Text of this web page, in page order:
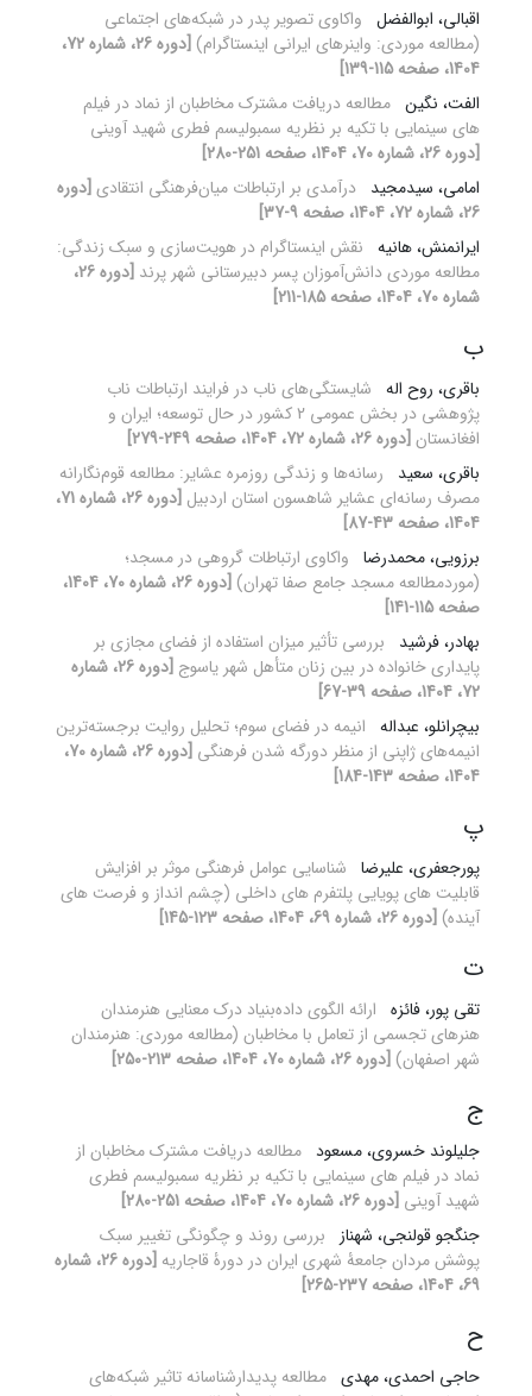
اقبالی، ابوالفضل واکاوی تصویر پدر در شبکه‌های اجتماعی
(مطالعه موردی: واینرهای ایرانی اینستاگرام)
[دوره 26، شماره 72،
1404، صفحه 115-139]
الفت، نگین مطالعه دریافت مشترک مخاطبان از نماد در فیلم
های سینمایی با تکیه بر نظریه سمبولیسم فطری شهید آوینی
[دوره 26، شماره 70، 1404، صفحه 251-280]
امامی، سیدمجید
درآمدی بر ارتباطات میان‌فرهنگی انتقادی [دوره
26، شماره 72، 1404، صفحه 9-37]
ایرانمنش، هانیه نقش اینستاگرام در هویت‌سازی و سبک زندگی:
مطالعه موردی دانش‌آموزان پسر دبیرستانی شهر پرند
[دوره 26،
شماره 70، 1404، صفحه 185-211]
ب
باقری، روح اله شایستگی‌های ناب در فرایند ارتباطات ناب
پژوهشی در بخش عمومی 2 کشور در حال توسعه؛ ایران و
افغانستان [دوره 26، شماره 72، 1404، صفحه 249-279]
باقری، سعید
رسانه‌ها و زندگی روزمره عشایر: مطالعه قوم‌نگارانه
مصرف رسانه‌ای عشایر شاهسون استان اردبیل
[دوره 26، شماره 71،
1404، صفحه 43-87]
برزویی، محمدرضا واکاوی ارتباطات گروهی در مسجد؛
(موردمطالعه مسجد جامع صفا تهران)
[دوره 26، شماره 70، 1404،
صفحه 115-141]
بهادر، فرشید
بررسی تأثیر میزان استفاده از فضای مجازی بر
پایداری خانواده در بین زنان متأهل شهر یاسوج
[دوره 26، شماره
72، 1404، صفحه 39-67]
بیچرانلو، عبداله انیمه در فضای سوم؛ تحلیل روایت برجسته‌ترین
انیمه‌های ژاپنی از منظر دورگه شدن فرهنگی
[دوره 26، شماره 70،
1404، صفحه 143-184]
پ
پورجعفری، علیرضا شناسایی عوامل فرهنگی موثر بر افزایش
قابلیت های پویایی پلتفرم های داخلی (چشم انداز و فرصت های
آینده) [دوره 26، شماره 69، 1404، صفحه 123-145]
ت
تقی پور، فائزه ارائه الگوی داده‌بنیاد درک معنایی هنرمندان
هنرهای تجسمی از تعامل با مخاطبان (مطالعه موردی: هنرمندان
شهر اصفهان) [دوره 26، شماره 70، 1404، صفحه 213-250]
ج
جلیلوند خسروی، مسعود مطالعه دریافت مشترک مخاطبان از
نماد در فیلم های سینمایی با تکیه بر نظریه سمبولیسم فطری
شهید آوینی [دوره 26، شماره 70، 1404، صفحه 251-280]
جنگجو قولنجی، شهناز
بررسی روند و چگونگی تغییر سبک
پوشش مردان جامعۀ شهری ایران در دورۀ قاجاریه
[دوره 26، شماره
69، 1404، صفحه 237-265]
ح
حاجی احمدی، مهدی مطالعه پدیدارشناسانه تاثیر شبکه‌های